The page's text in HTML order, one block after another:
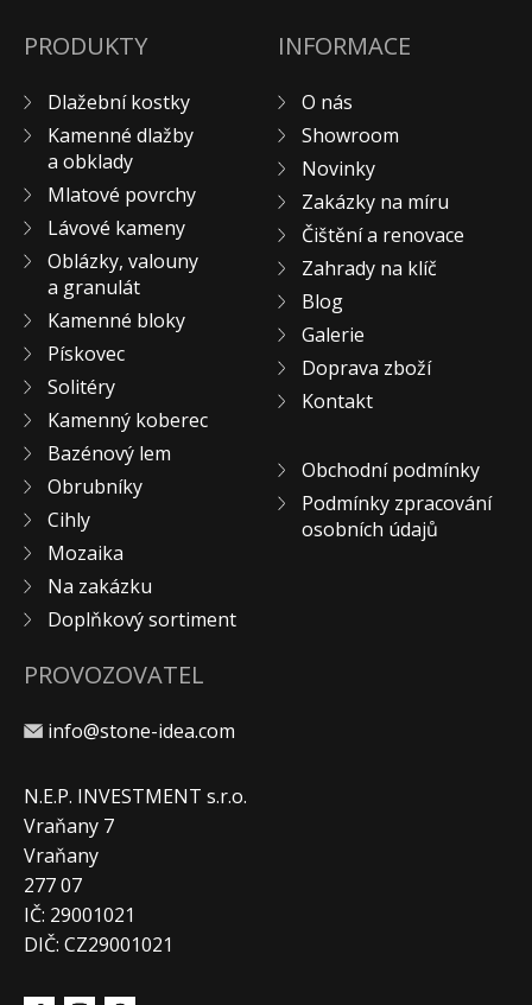
PRODUKTY
Dlažební kostky
Kamenné dlažby
a obklady
Mlatové povrchy
Lávové kameny
Oblázky, valouny
a granulát
Kamenné bloky
Pískovec
Solitéry
Kamenný koberec
Bazénový lem
Obrubníky
Cihly
Mozaika
Na zakázku
Doplňkový sortiment
INFORMACE
O nás
Showroom
Novinky
Zakázky na míru
Čištění a renovace
Zahrady na klíč
Blog
Galerie
Doprava zboží
Kontakt
Obchodní podmínky
Podmínky zpracování
osobních údajů
PROVOZOVATEL
info@stone-idea.com
N.E.P. INVESTMENT s.r.o.
Vraňany 7
Vraňany
277 07
IČ: 29001021
DIČ: CZ29001021